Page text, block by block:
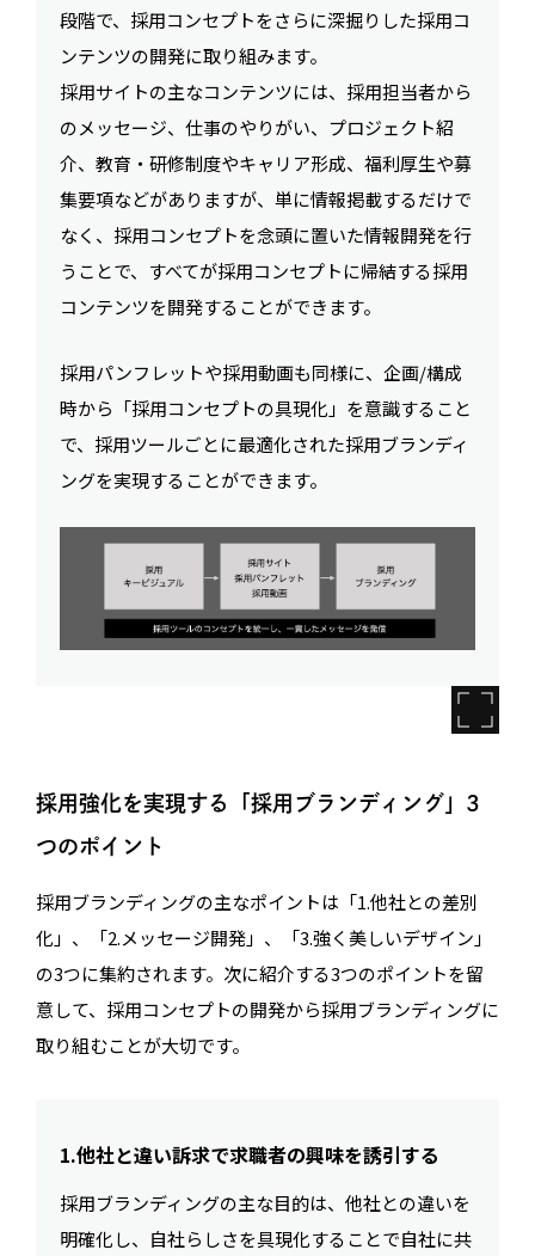
段階で、採用コンセプトをさらに深掘りした採用コ
ンテンツの開発に取り組みます。
採用サイトの主なコンテンツには、採用担当者から
のメッセージ、仕事のやりがい、プロジェクト紹
介、教育・研修制度やキャリア形成、福利厚生や募
集要項などがありますが、単に情報掲載するだけで
なく、採用コンセプトを念頭に置いた情報開発を行
うことで、すべてが採用コンセプトに帰結する採用
コンテンツを開発することができます。
採用パンフレットや採用動画も同様に、企画/構成
時から「採用コンセプトの具現化」を意識すること
で、採用ツールごとに最適化された採用ブランディ
ングを実現することができます。
採用強化を実現する「採用ブランディング」3
つのポイント
採用ブランディングの主なポイントは「1.他社との差別
化」、「2.メッセージ開発」、「3.強く美しいデザイン」
の3つに集約されます。次に紹介する3つのポイントを留
意して、採用コンセプトの開発から採用ブランディングに
取り組むことが大切です。
1.他社と違い訴求で求職者の興味を誘引する
採用ブランディングの主な目的は、他社との違いを
明確化し、自社らしさを具現化することで自社に共